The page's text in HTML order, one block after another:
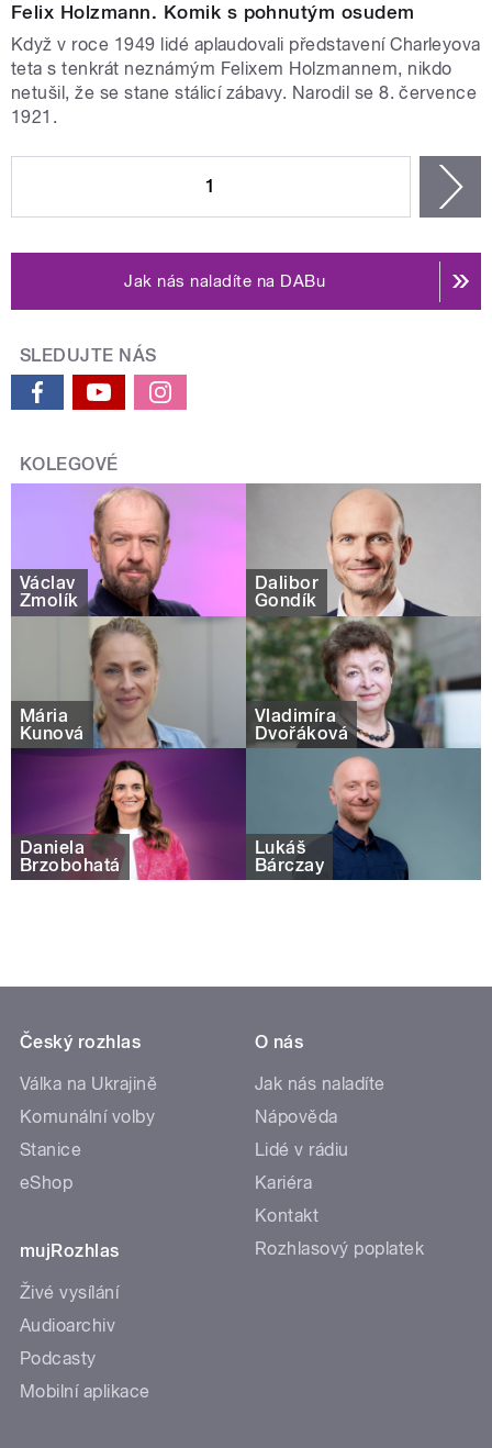
Felix Holzmann. Komik s pohnutým osudem
Když v roce 1949 lidé aplaudovali představení Charleyova
teta s tenkrát neznámým Felixem Holzmannem, nikdo
netušil, že se stane stálicí zábavy. Narodil se 8. července
1921.
1
Jak nás naladíte na DABu
SLEDUJTE NÁS
KOLEGOVÉ
Václav
Žmolík
Dalibor
Gondík
Mária
Kunová
Vladimíra
Dvořáková
Daniela
Brzobohatá
Lukáš
Bárczay
Český rozhlas
Válka na Ukrajině
Komunální volby
Stanice
eShop
mujRozhlas
Živé vysílání
Audioarchiv
Podcasty
Mobilní aplikace
O nás
Jak nás naladíte
Nápověda
Lidé v rádiu
Kariéra
Kontakt
Rozhlasový poplatek